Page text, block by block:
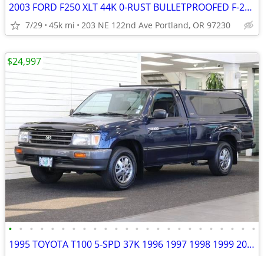
2003 FORD F250 XLT 44K 0-RUST BULLETPROOFED F-250 F350 2004 2005 2002
7/29 45k mi 203 NE 122nd Ave Portland, OR 97230
• • • • • • • • • • • • • • • • • • • • • • • •
1995 TOYOTA T100 5-SPD 37K 1996 1997 1998 1999 2000 2001 tundra tacoma
$24,997